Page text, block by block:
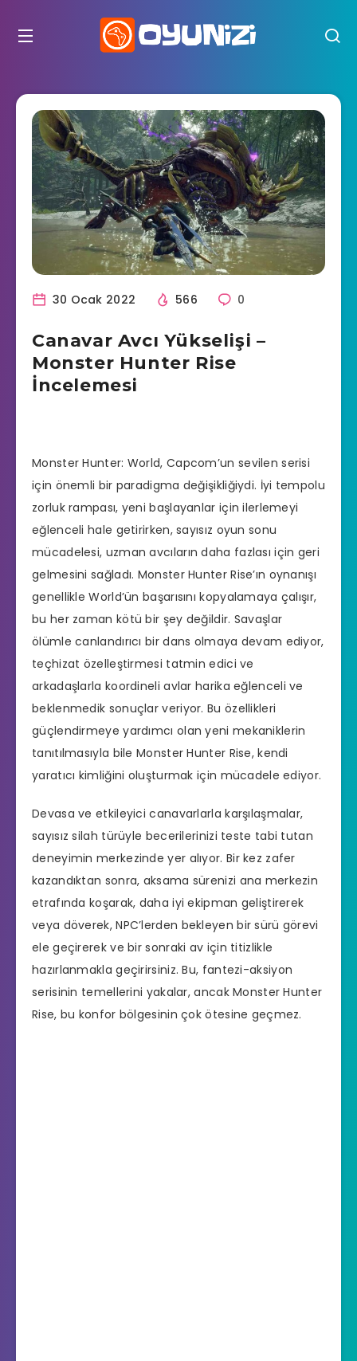
30 Ocak 2022 566 0
Canavar Avcı Yükselişi –
Monster Hunter Rise
İncelemesi
Monster Hunter: World, Capcom’un sevilen serisi
için önemli bir paradigma değişikliğiydi. İyi tempolu
zorluk rampası, yeni başlayanlar için ilerlemeyi
eğlenceli hale getirirken, sayısız oyun sonu
mücadelesi, uzman avcıların daha fazlası için geri
gelmesini sağladı. Monster Hunter Rise’ın oynanışı
genellikle World’ün başarısını kopyalamaya çalışır,
bu her zaman kötü bir şey değildir. Savaşlar
ölümle canlandırıcı bir dans olmaya devam ediyor,
teçhizat özelleştirmesi tatmin edici ve
arkadaşlarla koordineli avlar harika eğlenceli ve
beklenmedik sonuçlar veriyor. Bu özellikleri
güçlendirmeye yardımcı olan yeni mekaniklerin
tanıtılmasıyla bile Monster Hunter Rise, kendi
yaratıcı kimliğini oluşturmak için mücadele ediyor.
Devasa ve etkileyici canavarlarla karşılaşmalar,
sayısız silah türüyle becerilerinizi teste tabi tutan
deneyimin merkezinde yer alıyor. Bir kez zafer
kazandıktan sonra, aksama sürenizi ana merkezin
etrafında koşarak, daha iyi ekipman geliştirerek
veya döverek, NPC’lerden bekleyen bir sürü görevi
ele geçirerek ve bir sonraki av için titizlikle
hazırlanmakla geçirirsiniz. Bu, fantezi-aksiyon
serisinin temellerini yakalar, ancak Monster Hunter
Rise, bu konfor bölgesinin çok ötesine geçmez.